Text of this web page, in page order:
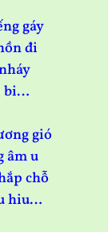
gáy
đi
bi…
gió
âm u
chỗ
hiu…